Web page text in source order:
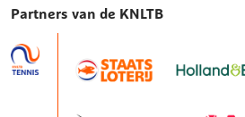
Partners van de KNLTB